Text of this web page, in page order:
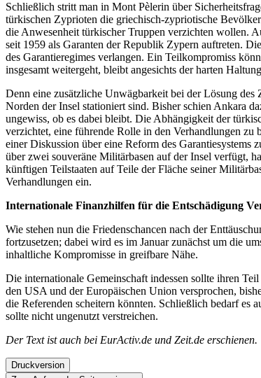
Schließlich stritt man in Mont Pèlerin über
türkischen Zyprioten die griechisch-zypriotische
die Anwesenheit türkischer Truppen verzichten wollen.
seit 1959 als Garanten der Republik Zypern auftreten.
des Garantieregimes verlangen. Ein Teilkompromiss
insgesamt weitergeht, bleibt angesichts der harten
Denn eine zusätzliche Unwägbarkeit bei der Lösung
Norden der Insel stationiert sind. Bisher schien Ankara
ungewiss, ob es dabei bleibt. Die Abhängigkeit der
verzichtet, eine führende Rolle in den Verhandlungen zu
einer Diskussion über eine Reform des
über zwei souveräne Militärbasen auf der Insel verfügt,
künftigen Teilstaaten auf Teile der Fläche seiner
Verhandlungen ein.
Internationale Finanzhilfen für die Entschädigung
Wie stehen nun die Friedenschancen nach der
fortzusetzen; dabei wird es im Januar zunächst um die
inhaltliche Kompromisse in greifbare Nähe.
Die internationale Gemeinschaft indessen sollte ihren
den USA und der Europäischen Union versprochen,
die Referenden scheitern könnten. Schließlich bedarf es
sollte nicht ungenutzt verstreichen.
Der Text ist auch bei EurActiv.de und Zeit.de erschienen.
Druckversion